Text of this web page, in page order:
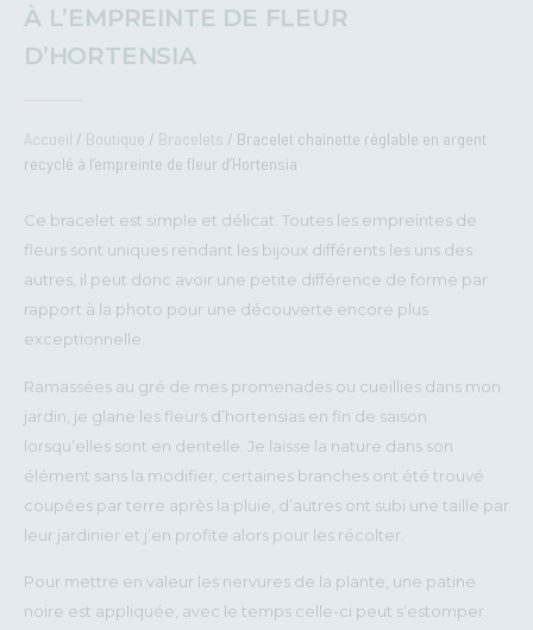
À L’EMPREINTE DE FLEUR
D’HORTENSIA
Accueil / Boutique / Bracelets / Bracelet chainette réglable en argent
recyclé à l’empreinte de fleur d’Hortensia
Ce bracelet est simple et délicat. Toutes les empreintes de
fleurs sont uniques rendant les bijoux différents les uns des
autres, il peut donc avoir une petite différence de forme par
rapport à la photo pour une découverte encore plus
exceptionnelle.
Ramassées au gré de mes promenades ou cueillies dans mon
jardin, je glane les fleurs d’hortensias en fin de saison
lorsqu’elles sont en dentelle. Je laisse la nature dans son
élément sans la modifier, certaines branches ont été trouvé
coupées par terre après la pluie, d’autres ont subi une taille par
leur jardinier et j’en profite alors pour les récolter.
Pour mettre en valeur les nervures de la plante, une patine
noire est appliquée, avec le temps celle-ci peut s’estomper.